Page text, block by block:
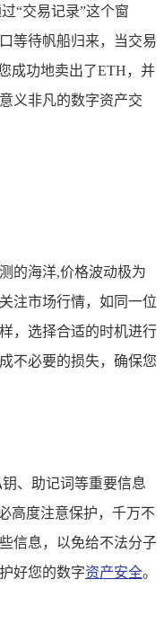
“交易记录”这个窗
等待帆船归来，当交易
成功地卖出了ETH，并
义非凡的数字资产交
的海洋,价格波动极为
注市场行情，如同一位
，选择合适的时机进行
不必要的损失，确保您
、助记词等重要信息
高度注意保护，千万不
信息，以免给不法分子
好您的数字资产安全。